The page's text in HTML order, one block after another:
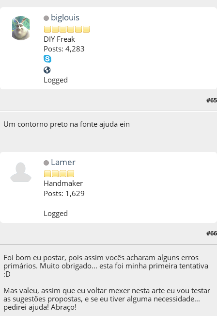
biglouis
DIY Freak
Posts: 4,283
Logged
#65
Um contorno preto na fonte ajuda ein
Lamer
Handmaker
Posts: 1,629
Logged
#66
Foi bom eu postar, pois assim vocês acharam alguns erros
primários. Muito obrigado... esta foi minha primeira tentativa
:D
Mas valeu, assim que eu voltar mexer nesta arte eu vou testar
as sugestões propostas, e se eu tiver alguma necessidade...
pedirei ajuda! Abraço!